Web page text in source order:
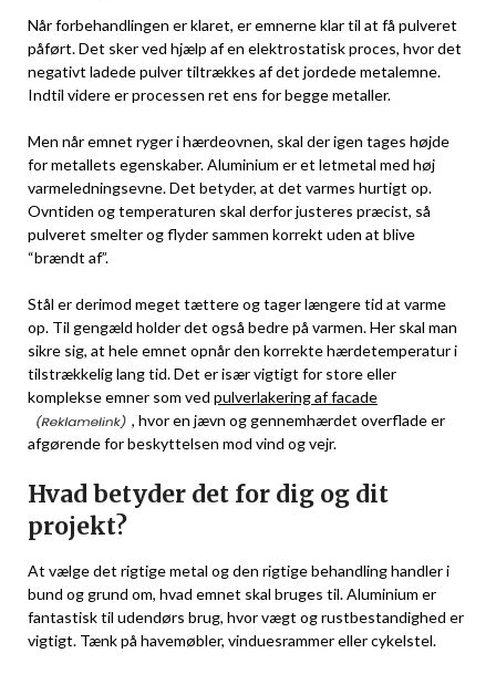
Når forbehandlingen er klaret, er emnerne klar til at få pulveret
påført. Det sker ved hjælp af en elektrostatisk proces, hvor det
negativt ladede pulver tiltrækkes af det jordede metalemne.
Indtil videre er processen ret ens for begge metaller.
Men når emnet ryger i hærdeovnen, skal der igen tages højde
for metallets egenskaber. Aluminium er et letmetal med høj
varmeledningsevne. Det betyder, at det varmes hurtigt op.
Ovntiden og temperaturen skal derfor justeres præcist, så
pulveret smelter og flyder sammen korrekt uden at blive
“brændt af”.
Stål er derimod meget tættere og tager længere tid at varme
op. Til gengæld holder det også bedre på varmen. Her skal man
sikre sig, at hele emnet opnår den korrekte hærdetemperatur i
tilstrækkelig lang tid. Det er især vigtigt for store eller
komplekse emner som ved pulverlakering af facade
, hvor en jævn og gennemhærdet overflade er
afgørende for beskyttelsen mod vind og vejr.
Hvad betyder det for dig og dit
projekt?
At vælge det rigtige metal og den rigtige behandling handler i
bund og grund om, hvad emnet skal bruges til. Aluminium er
fantastisk til udendørs brug, hvor vægt og rustbestandighed er
vigtigt. Tænk på havemøbler, vinduesrammer eller cykelstel.